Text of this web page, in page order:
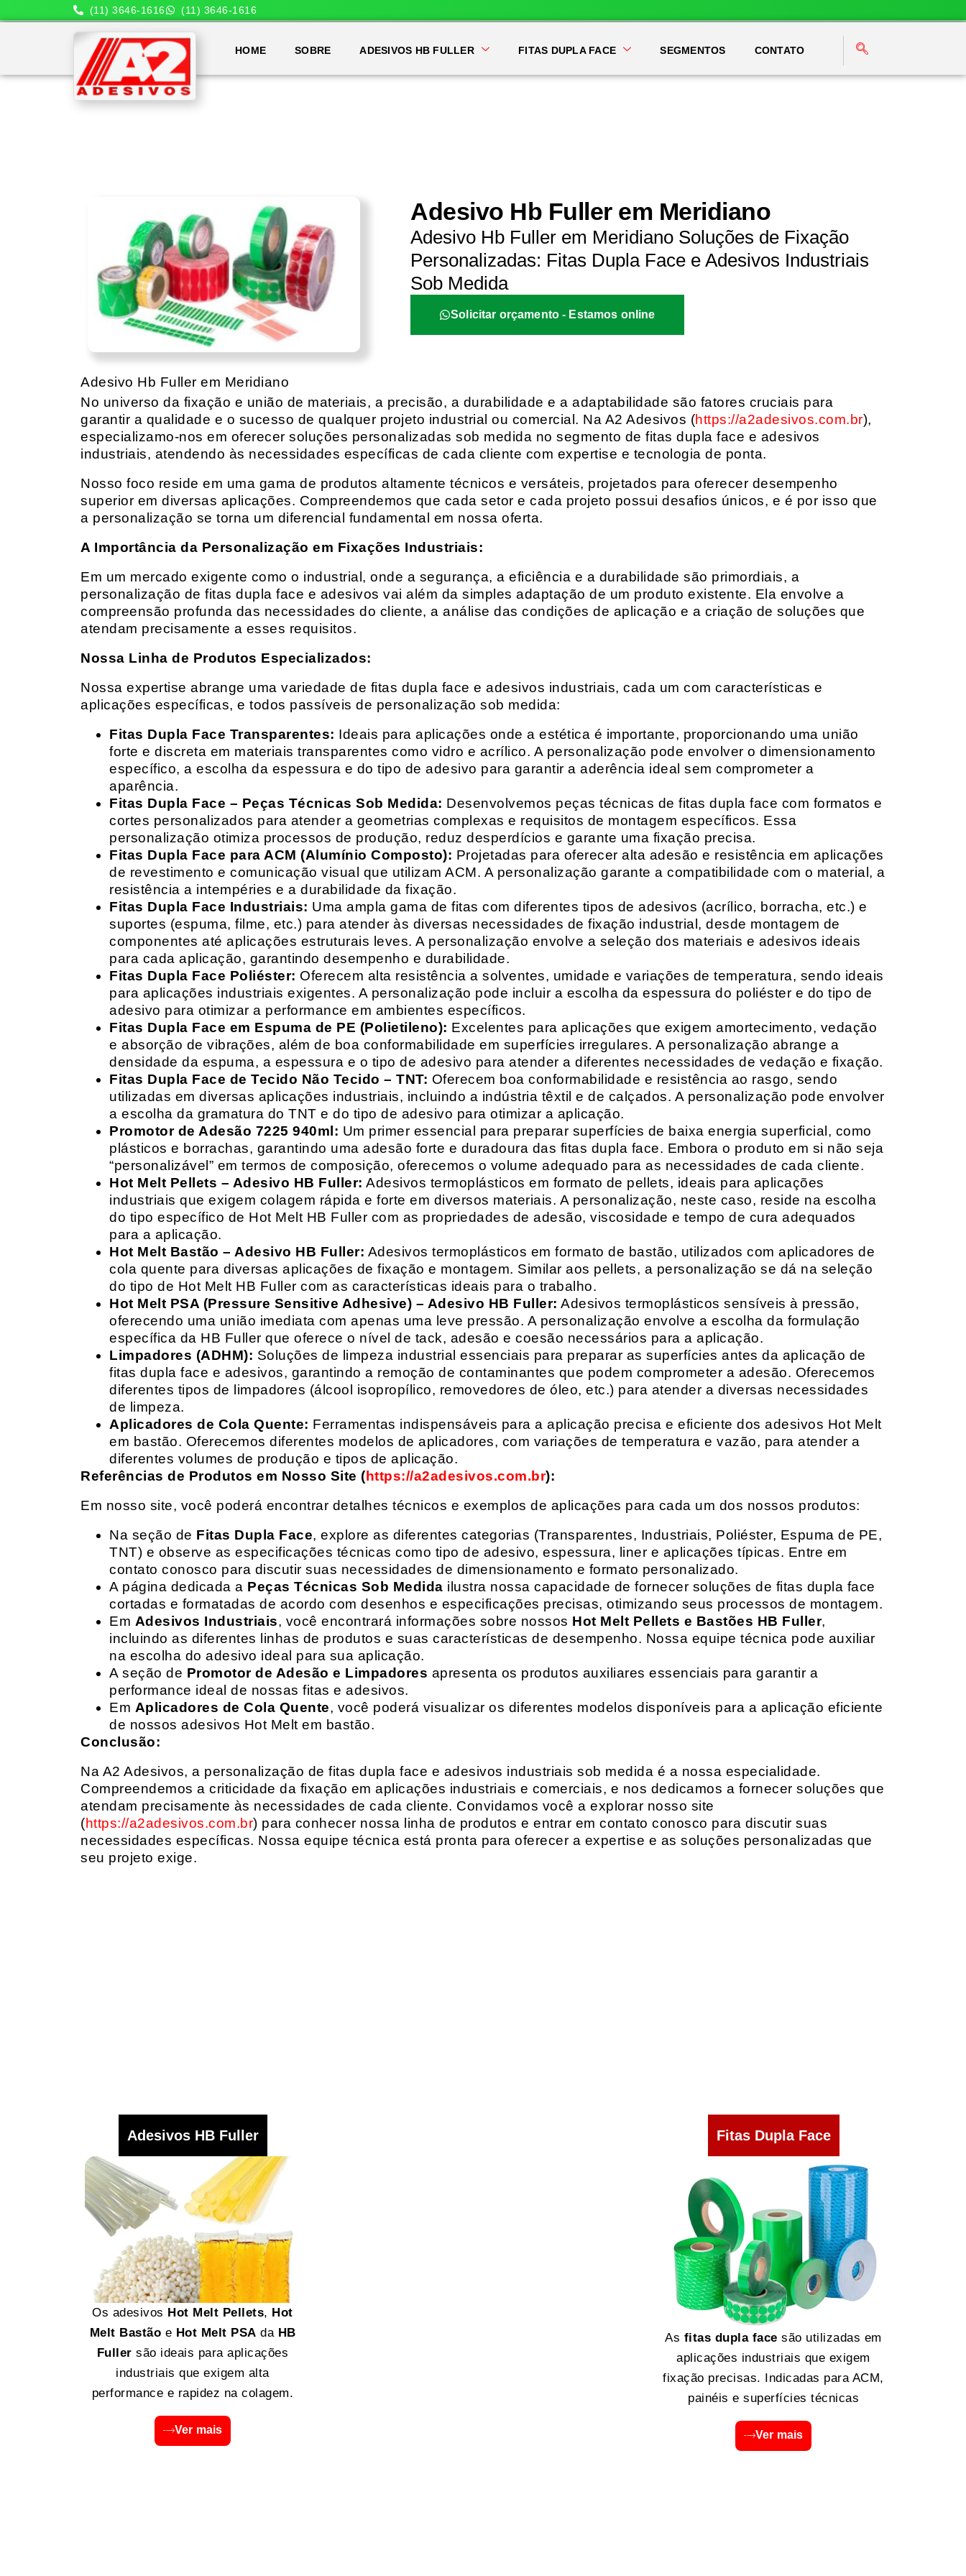
(11) 3646-1616 (11) 3646-1616
HOME SOBRE ADESIVOS HB FULLER FITAS DUPLA FACE SEGMENTOS CONTATO
Adesivo Hb Fuller em Meridiano
Adesivo Hb Fuller em Meridiano Soluções de Fixação
Personalizadas: Fitas Dupla Face e Adesivos Industriais
Sob Medida
Solicitar orçamento - Estamos online
Adesivo Hb Fuller em Meridiano
No universo da fixação e união de materiais, a precisão, a durabilidade e a adaptabilidade são fatores cruciais para
garantir a qualidade e o sucesso de qualquer projeto industrial ou comercial. Na A2 Adesivos (https://a2adesivos.com.br),
especializamo-nos em oferecer soluções personalizadas sob medida no segmento de fitas dupla face e adesivos
industriais, atendendo às necessidades específicas de cada cliente com expertise e tecnologia de ponta.
Nosso foco reside em uma gama de produtos altamente técnicos e versáteis, projetados para oferecer desempenho
superior em diversas aplicações. Compreendemos que cada setor e cada projeto possui desafios únicos, e é por isso que
a personalização se torna um diferencial fundamental em nossa oferta.
A Importância da Personalização em Fixações Industriais:
Em um mercado exigente como o industrial, onde a segurança, a eficiência e a durabilidade são primordiais, a
personalização de fitas dupla face e adesivos vai além da simples adaptação de um produto existente. Ela envolve a
compreensão profunda das necessidades do cliente, a análise das condições de aplicação e a criação de soluções que
atendam precisamente a esses requisitos.
Nossa Linha de Produtos Especializados:
Nossa expertise abrange uma variedade de fitas dupla face e adesivos industriais, cada um com características e
aplicações específicas, e todos passíveis de personalização sob medida:
Fitas Dupla Face Transparentes: Ideais para aplicações onde a estética é importante, proporcionando uma união
forte e discreta em materiais transparentes como vidro e acrílico. A personalização pode envolver o dimensionamento
específico, a escolha da espessura e do tipo de adesivo para garantir a aderência ideal sem comprometer a
aparência.
Fitas Dupla Face – Peças Técnicas Sob Medida: Desenvolvemos peças técnicas de fitas dupla face com formatos e
cortes personalizados para atender a geometrias complexas e requisitos de montagem específicos. Essa
personalização otimiza processos de produção, reduz desperdícios e garante uma fixação precisa.
Fitas Dupla Face para ACM (Alumínio Composto): Projetadas para oferecer alta adesão e resistência em aplicações
de revestimento e comunicação visual que utilizam ACM. A personalização garante a compatibilidade com o material, a
resistência a intempéries e a durabilidade da fixação.
Fitas Dupla Face Industriais: Uma ampla gama de fitas com diferentes tipos de adesivos (acrílico, borracha, etc.) e
suportes (espuma, filme, etc.) para atender às diversas necessidades de fixação industrial, desde montagem de
componentes até aplicações estruturais leves. A personalização envolve a seleção dos materiais e adesivos ideais
para cada aplicação, garantindo desempenho e durabilidade.
Fitas Dupla Face Poliéster: Oferecem alta resistência a solventes, umidade e variações de temperatura, sendo ideais
para aplicações industriais exigentes. A personalização pode incluir a escolha da espessura do poliéster e do tipo de
adesivo para otimizar a performance em ambientes específicos.
Fitas Dupla Face em Espuma de PE (Polietileno): Excelentes para aplicações que exigem amortecimento, vedação
e absorção de vibrações, além de boa conformabilidade em superfícies irregulares. A personalização abrange a
densidade da espuma, a espessura e o tipo de adesivo para atender a diferentes necessidades de vedação e fixação.
Fitas Dupla Face de Tecido Não Tecido – TNT: Oferecem boa conformabilidade e resistência ao rasgo, sendo
utilizadas em diversas aplicações industriais, incluindo a indústria têxtil e de calçados. A personalização pode envolver
a escolha da gramatura do TNT e do tipo de adesivo para otimizar a aplicação.
Promotor de Adesão 7225 940ml: Um primer essencial para preparar superfícies de baixa energia superficial, como
plásticos e borrachas, garantindo uma adesão forte e duradoura das fitas dupla face. Embora o produto em si não seja
“personalizável” em termos de composição, oferecemos o volume adequado para as necessidades de cada cliente.
Hot Melt Pellets – Adesivo HB Fuller: Adesivos termoplásticos em formato de pellets, ideais para aplicações
industriais que exigem colagem rápida e forte em diversos materiais. A personalização, neste caso, reside na escolha
do tipo específico de Hot Melt HB Fuller com as propriedades de adesão, viscosidade e tempo de cura adequados
para a aplicação.
Hot Melt Bastão – Adesivo HB Fuller: Adesivos termoplásticos em formato de bastão, utilizados com aplicadores de
cola quente para diversas aplicações de fixação e montagem. Similar aos pellets, a personalização se dá na seleção
do tipo de Hot Melt HB Fuller com as características ideais para o trabalho.
Hot Melt PSA (Pressure Sensitive Adhesive) – Adesivo HB Fuller: Adesivos termoplásticos sensíveis à pressão,
oferecendo uma união imediata com apenas uma leve pressão. A personalização envolve a escolha da formulação
específica da HB Fuller que oferece o nível de tack, adesão e coesão necessários para a aplicação.
Limpadores (ADHM): Soluções de limpeza industrial essenciais para preparar as superfícies antes da aplicação de
fitas dupla face e adesivos, garantindo a remoção de contaminantes que podem comprometer a adesão. Oferecemos
diferentes tipos de limpadores (álcool isopropílico, removedores de óleo, etc.) para atender a diversas necessidades
de limpeza.
Aplicadores de Cola Quente: Ferramentas indispensáveis para a aplicação precisa e eficiente dos adesivos Hot Melt
em bastão. Oferecemos diferentes modelos de aplicadores, com variações de temperatura e vazão, para atender a
diferentes volumes de produção e tipos de aplicação.
Referências de Produtos em Nosso Site (https://a2adesivos.com.br):
Em nosso site, você poderá encontrar detalhes técnicos e exemplos de aplicações para cada um dos nossos produtos:
Na seção de Fitas Dupla Face, explore as diferentes categorias (Transparentes, Industriais, Poliéster, Espuma de PE,
TNT) e observe as especificações técnicas como tipo de adesivo, espessura, liner e aplicações típicas. Entre em
contato conosco para discutir suas necessidades de dimensionamento e formato personalizado.
A página dedicada a Peças Técnicas Sob Medida ilustra nossa capacidade de fornecer soluções de fitas dupla face
cortadas e formatadas de acordo com desenhos e especificações precisas, otimizando seus processos de montagem.
Em Adesivos Industriais, você encontrará informações sobre nossos Hot Melt Pellets e Bastões HB Fuller,
incluindo as diferentes linhas de produtos e suas características de desempenho. Nossa equipe técnica pode auxiliar
na escolha do adesivo ideal para sua aplicação.
A seção de Promotor de Adesão e Limpadores apresenta os produtos auxiliares essenciais para garantir a
performance ideal de nossas fitas e adesivos.
Em Aplicadores de Cola Quente, você poderá visualizar os diferentes modelos disponíveis para a aplicação eficiente
de nossos adesivos Hot Melt em bastão.
Conclusão:
Na A2 Adesivos, a personalização de fitas dupla face e adesivos industriais sob medida é a nossa especialidade.
Compreendemos a criticidade da fixação em aplicações industriais e comerciais, e nos dedicamos a fornecer soluções que
atendam precisamente às necessidades de cada cliente. Convidamos você a explorar nosso site
(https://a2adesivos.com.br) para conhecer nossa linha de produtos e entrar em contato conosco para discutir suas
necessidades específicas. Nossa equipe técnica está pronta para oferecer a expertise e as soluções personalizadas que
seu projeto exige.
Adesivos HB Fuller
Os adesivos Hot Melt Pellets, Hot
Melt Bastão e Hot Melt PSA da HB
Fuller são ideais para aplicações
industriais que exigem alta
performance e rapidez na colagem.
Ver mais
Fitas Dupla Face
As fitas dupla face são utilizadas em
aplicações industriais que exigem
fixação precisas. Indicadas para ACM,
painéis e superfícies técnicas
Ver mais